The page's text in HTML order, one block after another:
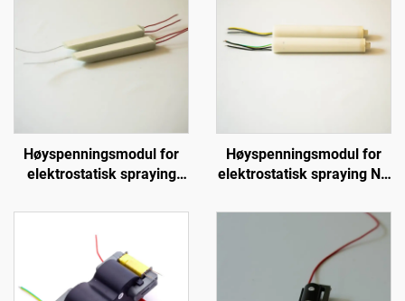
Høyspenningsmodul for
elektrostatisk spraying
Høyspenningsmodul for
elektrostatisk spraying NX